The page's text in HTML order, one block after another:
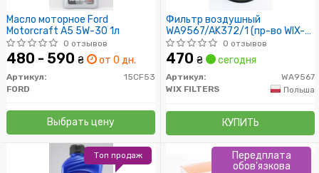
Масло моторное Ford
Motorcraft A5 5W-30 1л
0 отзывов
480 - 590 ₴ от 0 дн.
Артикул:
15CF53
FORD
Выбрать цену
Фильтр воздушный
WA9567/AK372/1 (пр-во WIX-
Filtron)
0 отзывов
470 ₴ сегодня
Артикул:
WA9567
WIX FILTERS
Польша
КУПИТЬ
Топ продаж
Передплата
обов'язкова